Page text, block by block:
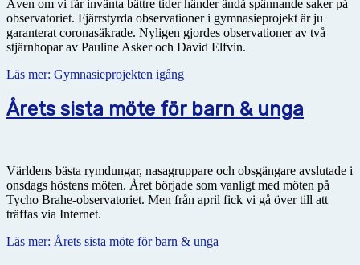
Även om vi får invänta bättre tider händer ändå spännande saker på
observatoriet. Fjärrstyrda observationer i gymnasieprojekt är ju
garanterat coronasäkrade. Nyligen gjordes observationer av två
stjärnhopar av Pauline Asker och David Elfvin.
Läs mer: Gymnasieprojekten igång
Årets sista möte för barn & unga
Världens bästa rymdungar, nasagruppare och obsgängare avslutade i
onsdags höstens möten. Året började som vanligt med möten på
Tycho Brahe-observatoriet. Men från april fick vi gå över till att
träffas via Internet.
Läs mer: Årets sista möte för barn & unga